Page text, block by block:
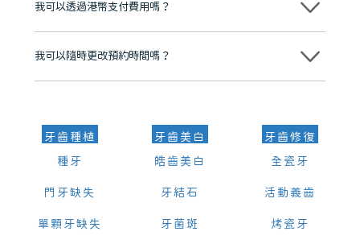
我可以透過港幣支付費用嗎？
可以。維港口腔會按照當日匯率轉算收取費用，而匯率會及時告知客人
我可以隨時更改預約時間嗎？
可以，請盡早通過wechat或whatsapp聯絡我們，告知我們你原本預約
牙齒種植
種牙
門牙缺失
單顆牙缺失
牙齒美白
皓齒美白
牙結石
牙菌斑
牙齒修復
全瓷牙
活動義齒
烤瓷牙